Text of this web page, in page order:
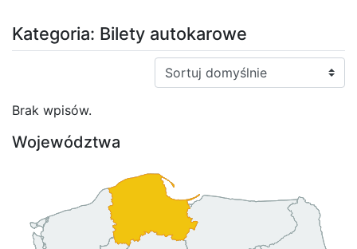
Kategoria: Bilety autokarowe
Sortuj:
Brak wpisów.
Województwa